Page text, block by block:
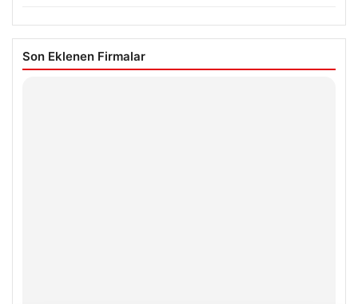
Son Eklenen Firmalar